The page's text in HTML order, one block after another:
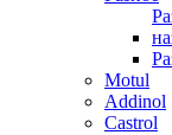
Motul
Addinol
Castrol